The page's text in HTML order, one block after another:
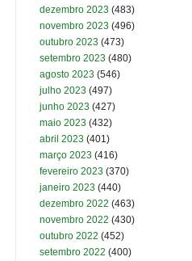
dezembro 2023 (483)
novembro 2023 (496)
outubro 2023 (473)
setembro 2023 (480)
agosto 2023 (546)
julho 2023 (497)
junho 2023 (427)
maio 2023 (432)
abril 2023 (401)
março 2023 (416)
fevereiro 2023 (370)
janeiro 2023 (440)
dezembro 2022 (463)
novembro 2022 (430)
outubro 2022 (452)
setembro 2022 (400)